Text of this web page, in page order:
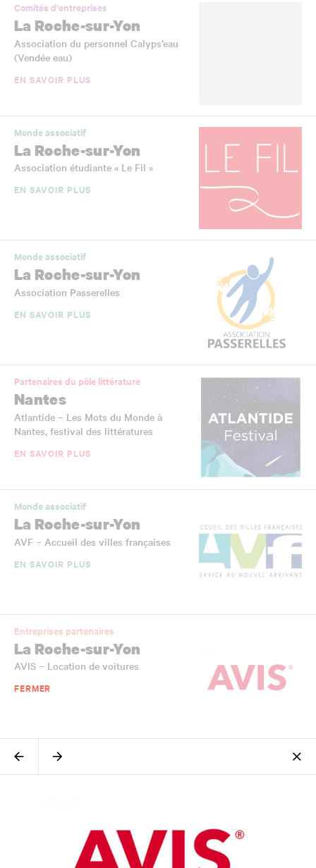
Comités d'entreprises
La Roche-sur-Yon
Association du personnel Calyps’eau
(Vendée eau)
EN SAVOIR PLUS
Monde associatif
La Roche-sur-Yon
Association étudiante « Le Fil »
EN SAVOIR PLUS
Monde associatif
La Roche-sur-Yon
Association Passerelles
EN SAVOIR PLUS
Partenaires du pôle littérature
Nantes
Atlantide – Les Mots du Monde à
Nantes, festival des littératures
EN SAVOIR PLUS
Monde associatif
La Roche-sur-Yon
AVF – Accueil des villes françaises
EN SAVOIR PLUS
Entreprises partenaires
La Roche-sur-Yon
AVIS – Location de voitures
FERMER